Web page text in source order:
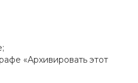
«Архивировать этот